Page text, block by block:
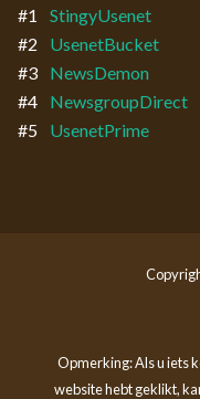
#1 StingyUsenet
#2
UsenetBucket
#3
NewsDemon
#4
NewsgroupDirect
#5
UsenetPrime
Opmerking: Als u iets
website hebt geklikt,